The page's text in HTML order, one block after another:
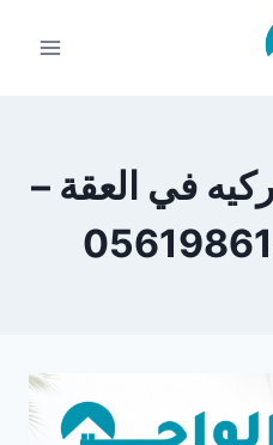
في العقة –